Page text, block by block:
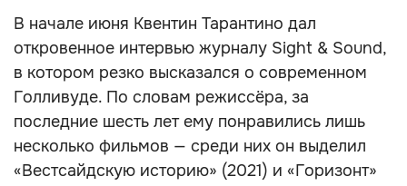
В начале июня Квентин Тарантино дал
откровенное интервью журналу Sight & Sound,
в котором резко высказался о современном
Голливуде. По словам режиссёра, за
последние шесть лет ему понравились лишь
несколько фильмов — среди них он выделил
«Вестсайдскую историю» (2021) и «Горизонт»